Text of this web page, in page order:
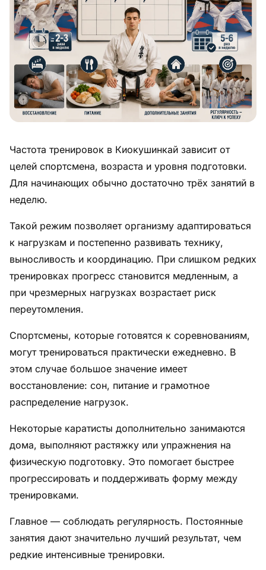
Питание
Пояса
Психология бойца
Растяжка и ОФП
Техника и ката
Травмы
Тренировочный процесс
Турниры
Экипировка
Частота тренировок в Киокушинкай зависит от
целей спортсмена, возраста и уровня подготовки.
Для начинающих обычно достаточно трёх занятий в
неделю.
Такой режим позволяет организму адаптироваться
к нагрузкам и постепенно развивать технику,
выносливость и координацию. При слишком редких
тренировках прогресс становится медленным, а
при чрезмерных нагрузках возрастает риск
переутомления.
Спортсмены, которые готовятся к соревнованиям,
могут тренироваться практически ежедневно. В
этом случае большое значение имеет
восстановление: сон, питание и грамотное
распределение нагрузок.
Некоторые каратисты дополнительно занимаются
дома, выполняют растяжку или упражнения на
физическую подготовку. Это помогает быстрее
прогрессировать и поддерживать форму между
тренировками.
Главное — соблюдать регулярность. Постоянные
занятия дают значительно лучший результат, чем
редкие интенсивные тренировки.